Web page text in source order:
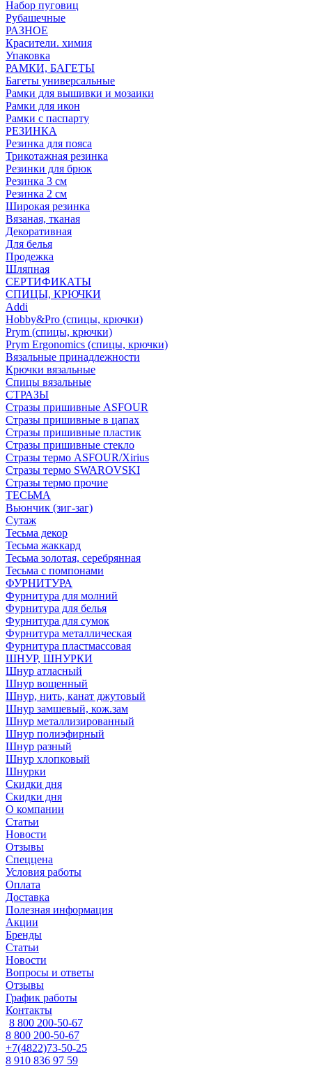
Набор пуговиц
Рубашечные
РАЗНОЕ
Красители. химия
Упаковка
РАМКИ, БАГЕТЫ
Багеты универсальные
Рамки для вышивки и мозаики
Рамки для икон
Рамки с паспарту
РЕЗИНКА
Резинка для пояса
Трикотажная резинка
Резинки для брюк
Резинка 3 см
Резинка 2 см
Широкая резинка
Вязаная, тканая
Декоративная
Для белья
Продежка
Шляпная
СЕРТИФИКАТЫ
СПИЦЫ, КРЮЧКИ
Addi
Hobby&Pro (спицы, крючки)
Prym (спицы, крючки)
Prym Ergonomics (спицы, крючки)
Вязальные принадлежности
Крючки вязальные
Спицы вязальные
СТРАЗЫ
Стразы пришивные ASFOUR
Стразы пришивные в цапах
Стразы пришивные пластик
Стразы пришивные стекло
Стразы термо ASFOUR/Xirius
Стразы термо SWAROVSKI
Стразы термо прочие
ТЕСЬМА
Вьюнчик (зиг-заг)
Сутаж
Тесьма декор
Тесьма жаккард
Тесьма золотая, серебрянная
Тесьма с помпонами
ФУРНИТУРА
Фурнитура для молний
Фурнитура для белья
Фурнитура для сумок
Фурнитура металлическая
Фурнитура пластмассовая
ШНУР, ШНУРКИ
Шнур атласный
Шнур вощенный
Шнур, нить, канат джутовый
Шнур замшевый, кож.зам
Шнур металлизированный
Шнур полиэфирный
Шнур разный
Шнур хлопковый
Шнурки
Скидки дня
Скидки дня
О компании
Статьи
Новости
Отзывы
Спеццена
Условия работы
Оплата
Доставка
Полезная информация
Акции
Бренды
Статьи
Новости
Вопросы и ответы
Отзывы
График работы
Контакты
8 800 200-50-67
8 800 200-50-67
+7(4822)73-50-25
8 910 836 97 59